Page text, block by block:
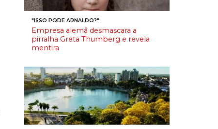
"ISSO PODE ARNALDO?"
Empresa alemã desmascara a
pirralha Greta Thumberg e revela
mentira